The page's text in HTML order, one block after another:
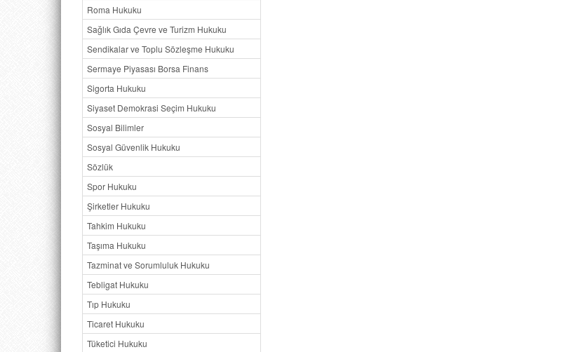
Roma Hukuku
Sağlık Gıda Çevre ve Turizm Hukuku
Sendikalar ve Toplu Sözleşme Hukuku
Sermaye Piyasası Borsa Finans
Sigorta Hukuku
Siyaset Demokrasi Seçim Hukuku
Sosyal Bilimler
Sosyal Güvenlik Hukuku
Sözlük
Spor Hukuku
Şirketler Hukuku
Tahkim Hukuku
Taşıma Hukuku
Tazminat ve Sorumluluk Hukuku
Tebligat Hukuku
Tıp Hukuku
Ticaret Hukuku
Tüketici Hukuku